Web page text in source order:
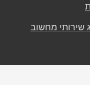
שירותי מחשוב